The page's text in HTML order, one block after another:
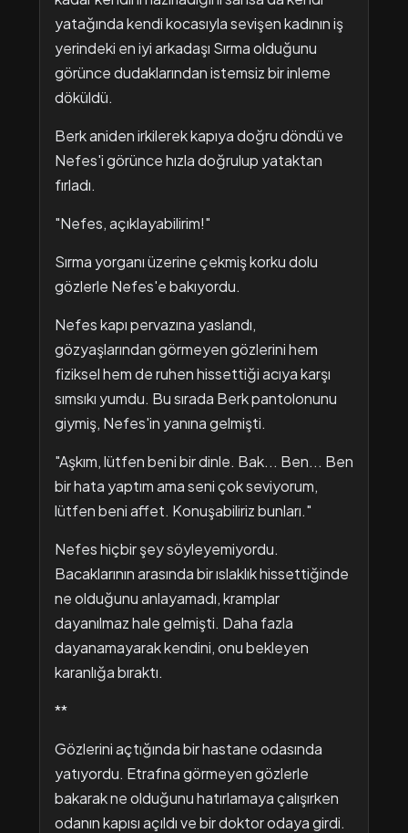
yatağında kendi kocasıyla sevişen kadının iş
yerindeki en iyi arkadaşı Sırma olduğunu
görünce dudaklarından istemsiz bir inleme
döküldü.
Berk aniden irkilerek kapıya doğru döndü ve
Nefes'i görünce hızla doğrulup yataktan
fırladı.
"Nefes, açıklayabilirim!"
Sırma yorganı üzerine çekmiş korku dolu
gözlerle Nefes'e bakıyordu.
Nefes kapı pervazına yaslandı,
gözyaşlarından görmeyen gözlerini hem
fiziksel hem de ruhen hissettiği acıya karşı
sımsıkı yumdu. Bu sırada Berk pantolonunu
giymiş, Nefes'in yanına gelmişti.
"Aşkım, lütfen beni bir dinle. Bak... Ben... Ben
bir hata yaptım ama seni çok seviyorum,
lütfen beni affet. Konuşabiliriz bunları."
Nefes hiçbir şey söyleyemiyordu.
Bacaklarının arasında bir ıslaklık hissettiğinde
ne olduğunu anlayamadı, kramplar
dayanılmaz hale gelmişti. Daha fazla
dayanamayarak kendini, onu bekleyen
karanlığa bıraktı.
**
Gözlerini açtığında bir hastane odasında
yatıyordu. Etrafına görmeyen gözlerle
bakarak ne olduğunu hatırlamaya çalışırken
odanın kapısı açıldı ve bir doktor odaya girdi.